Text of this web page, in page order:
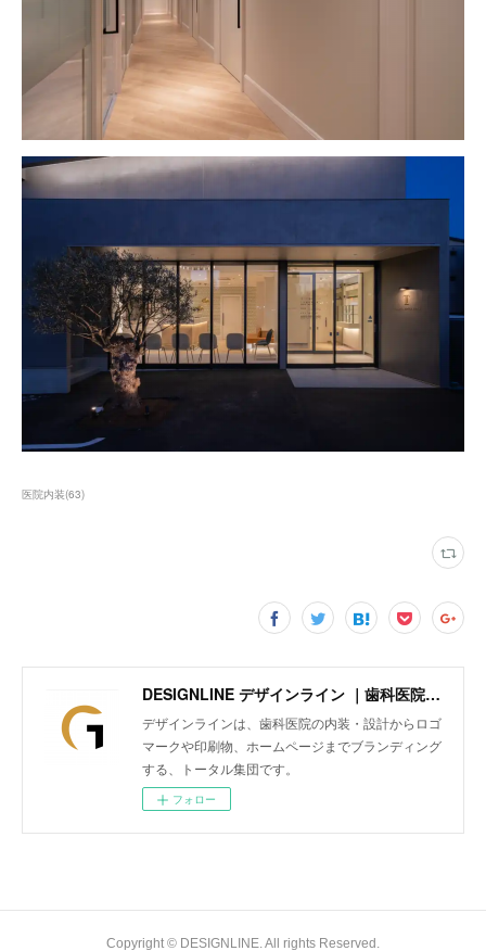
医院内装(63)
DESIGNLINE デザインライン ｜歯科医院の内装・設計からロゴマークや印刷物、ホームページまでトータルにブランディング
デザインラインは、歯科医院の内装・設計からロゴ
マークや印刷物、ホームページまでブランディング
する、トータル集団です。
フォロー
Copyright © DESIGNLINE. All rights Reserved.